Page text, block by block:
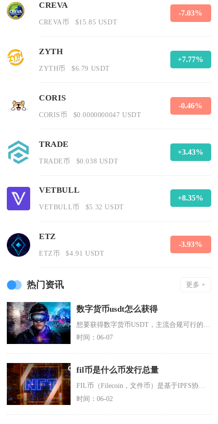
CREVA
CREVA币 $15.85 USDT
-7.03%
ZYTH
ZYTH币 $6.79 USDT
+7.77%
CORIS
CORIS币 $0.0000000047 USDT
-0.46%
TRADE
TRADE币 $0.038 USDT
+3.43%
VETBULL
VETBULL币 $5.32 USDT
+8.35%
ETZ
ETZ币 $4.91 USDT
-3.93%
热门资讯 更多 +
数字货币usdt怎么获得
时间：06-07
fil币是什么币发行总量
时间：06-02